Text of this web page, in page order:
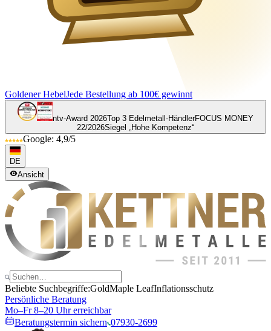
Goldener HebelJede Bestellung ab 100€ gewinnt
ntv-Award 2026Top 3 Edelmetall-HändlerFOCUS MONEY
22/2026Siegel „Hohe Kompetenz“
Google: 4,9/5
DE
Ansicht
Beliebte Suchbegriffe:GoldMaple LeafInflationsschutz
Persönliche Beratung
Mo–Fr 8–20 Uhr erreichbar
Beratungstermin sichern 07930-2699